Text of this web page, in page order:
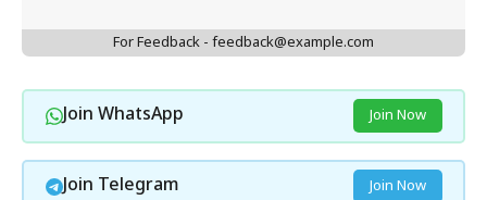
For Feedback - feedback@example.com
Join WhatsApp Join Now
Join Telegram Join Now